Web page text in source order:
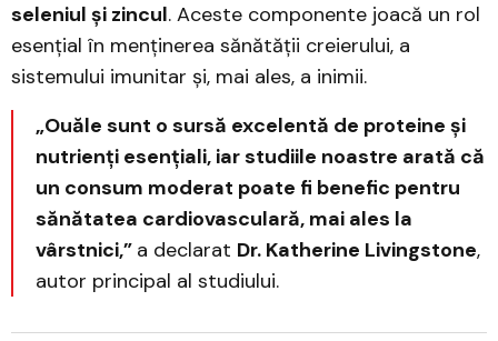
seleniul și zincul. Aceste componente joacă un rol
esențial în menținerea sănătății creierului, a
sistemului imunitar și, mai ales, a inimii.
„Ouăle sunt o sursă excelentă de proteine și
nutrienți esențiali, iar studiile noastre arată că
un consum moderat poate fi benefic pentru
sănătatea cardiovasculară, mai ales la
vârstnici,” a declarat Dr. Katherine Livingstone,
autor principal al studiului.